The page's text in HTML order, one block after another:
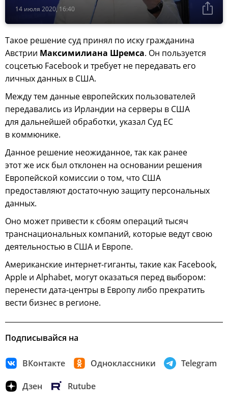
14 июля 2020, 16:40
Такое решение суд принял по иску гражданина
Австрии Максимилиана Шремса. Он пользуется
соцсетью Facebook и требует не передавать его
личных данных в США.
Между тем данные европейских пользователей
передавались из Ирландии на серверы в США
для дальнейшей обработки, указал Суд ЕС
в коммюнике.
Данное решение неожиданное, так как ранее
этот же иск был отклонен на основании решения
Европейской комиссии о том, что США
предоставляют достаточную защиту персональных
данных.
Оно может привести к сбоям операций тысяч
транснациональных компаний, которые ведут свою
деятельностью в США и Европе.
Американские интернет-гиганты, такие как Facebook,
Apple и Alphabet, могут оказаться перед выбором:
перенести дата-центры в Европу либо прекратить
вести бизнес в регионе.
Подписывайся на
ВКонтакте Одноклассники Telegram
Дзен Rutube